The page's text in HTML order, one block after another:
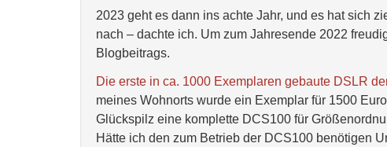
2023 geht es dann ins achte Jahr, und es hat sich
nach – dachte ich. Um zum Jahresende 2022
Blogbeitrags.
Die erste in ca. 1000 Exemplaren gebaute DSLR
meines Wohnorts wurde ein Exemplar für 1500
Glückspilz eine komplette DCS100 für
Hätte ich den zum Betrieb der DCS100 benötigen